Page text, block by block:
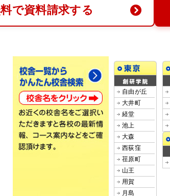
で資料請求する
自由が丘
大井町
経堂
池上
大森
西荻窪
荏原町
山王
用賀
月島